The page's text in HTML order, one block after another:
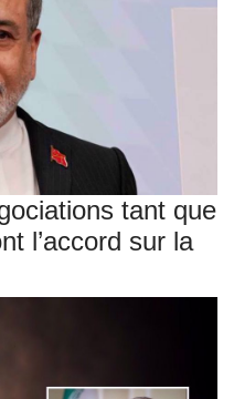
tant que
l’accord sur la